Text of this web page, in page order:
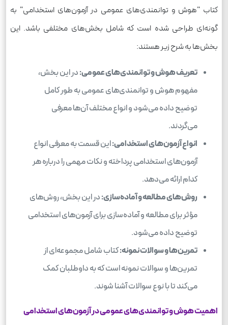
کتاب "هوش و توانمندی‌های عمومی در آزمون‌های استخدامی" به
گونه‌ای طراحی شده است که شامل بخش‌های مختلفی باشد. این
بخش‌ها به شرح زیر هستند:
تعریف هوش و توانمندی‌های عمومی:در این بخش،
مفهوم هوش و توانمندی‌های عمومی به طور کامل
توضیح داده می‌شود و انواع مختلف آن‌ها معرفی
می‌گردند.
انواع آزمون‌های استخدامی:این قسمت به معرفی انواع
آزمون‌های استخدامی پرداخته و نکات مهمی را درباره هر
کدام ارائه می‌دهد.
روش‌های مطالعه و آماده‌سازی:در این بخش، روش‌های
مؤثر برای مطالعه و آماده‌سازی برای آزمون‌های استخدامی
توضیح داده می‌شود.
تمرین‌ها و سوالات نمونه:کتاب شامل مجموعه‌ای از
تمرین‌ها و سوالات نمونه است که به داوطلبان کمک
می‌کند تا با نوع سوالات آشنا شوند.
اهمیت هوش و توانمندی‌های عمومی در آزمون‌های استخدامی